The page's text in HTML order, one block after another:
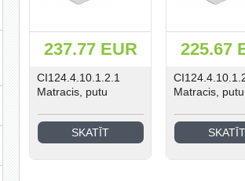
237.77 EUR
CI124.4.10.1.2.1
Matracis, putu
SKATĪT
225.67
Matracis, putu
SKATĪT